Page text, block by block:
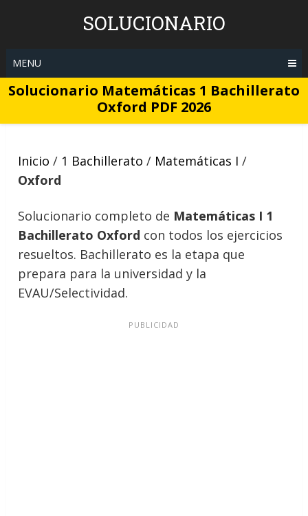
SOLUCIONARIO
MENU
Solucionario Matemáticas 1 Bachillerato
Oxford PDF 2026
Inicio / 1 Bachillerato / Matemáticas I /
Oxford
Solucionario completo de Matemáticas I 1
Bachillerato Oxford con todos los ejercicios
resueltos. Bachillerato es la etapa que
prepara para la universidad y la
EVAU/Selectividad.